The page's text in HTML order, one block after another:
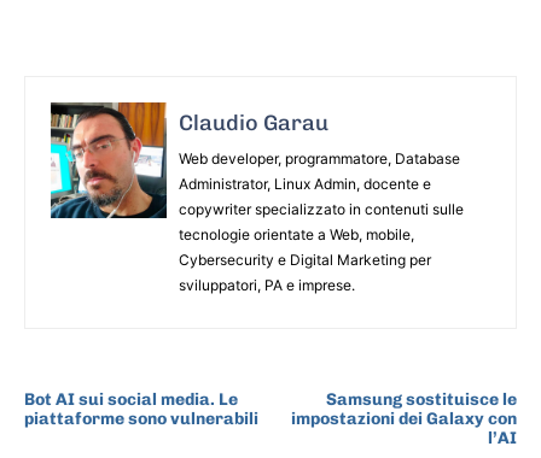
Claudio Garau
Web developer, programmatore, Database
Administrator, Linux Admin, docente e
copywriter specializzato in contenuti sulle
tecnologie orientate a Web, mobile,
Cybersecurity e Digital Marketing per
sviluppatori, PA e imprese.
Bot AI sui social media. Le
piattaforme sono vulnerabili
Samsung sostituisce le
impostazioni dei Galaxy con
l’AI